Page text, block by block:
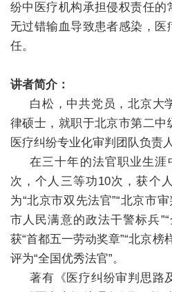
纷中医疗机构承担侵权责任的
无过错输血导致患者感染，
任。
讲者简介：
白松，中共党员，北京大
律硕士，就职于北京市第二
医疗纠纷专业化审判团队负责
在三十年的法官职业生
次，个人三等功10次，获个
为“北京市双先法官”“北京市
市人民满意的政法干警标兵
获“首都五一劳动奖章”“北京榜
评为“全国优秀法官”。
著有《医疗纠纷审判思路